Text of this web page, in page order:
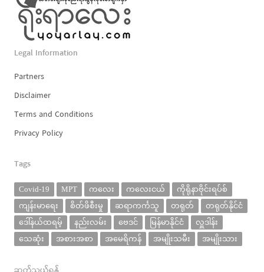
Legal Information
Partners
Disclaimer
Terms and Conditions
Privacy Policy
Tags
Covid-19 MPT ကလေး ကလေးငယ်
ကိုရိုနာဗိုင်းရပ်စ်
ကျန်းမာရေး
စိတ်ဖိစီးမှု ဆရာကင်္ကသူ တရုတ်
တရုတ်နိုင်ငံ
ဒေါ်နယ်ထရမ့်
နည်းလမ်း ဗေဒင် မြန်မာနိုင်ငံ
လှူဒါန်း
သေဆုံး
အစားအစာ အမေရိကန် အမျိုးသမီး အမျိုးသား